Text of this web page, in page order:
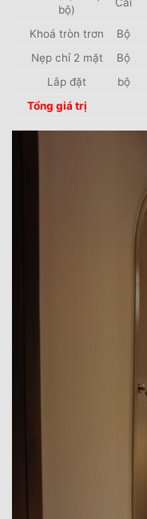
bộ)
Khoá tròn trơn Bộ
Nẹp chỉ 2 mặt
Bộ
Lắp đặt
bộ
Tổng giá trị